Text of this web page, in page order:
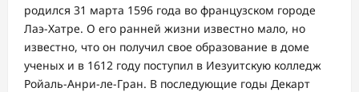
родился 31 марта 1596 года во французском городе
Лаэ-Хатре. О его ранней жизни известно мало, но
известно, что он получил свое образование в доме
ученых и в 1612 году поступил в Иезуитскую колледж
Ройаль-Анри-ле-Гран. В последующие годы Декарт